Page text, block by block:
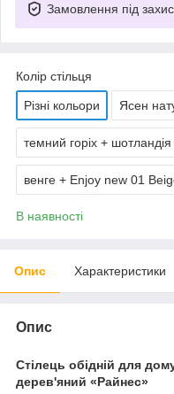
Замовлення під
Колір стільця
Різні кольори Ясен
темний горіх +
венге + Enjoy new 01
В наявності
Опис Характеристики
Опис
Стілець обідній для
дерев'яний «Райнес»